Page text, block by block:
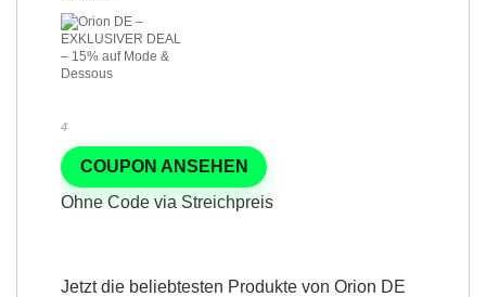
4
COUPON ANSEHEN
Ohne Code via Streichpreis
Jetzt die beliebtesten Produkte von Orion DE